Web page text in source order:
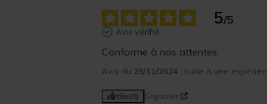
5/5
Avis vérifié
Conforme à nos attentes
Avis du 29/11/2024 , suite à une
Utile(0) Signaler